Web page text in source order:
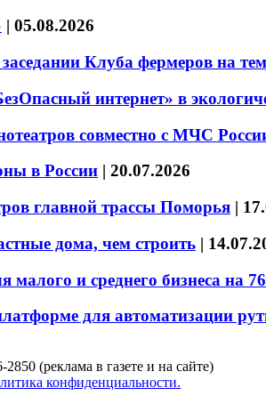
| 05.08.2026
Клуба фермеров на
интернет» в
совместно с МЧС
в России | 20.07.2026
главной трассы Поморья |
дома, чем строить |
и среднего бизнеса на
для автоматизации
(реклама в газете и на сайте)
конфиденциальности.